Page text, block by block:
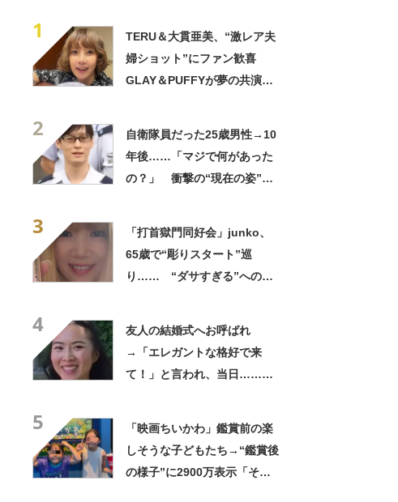
1
TERU＆大貫亜美、“激レア夫
婦ショット”にファン歓喜
GLAY＆PUFFYが夢の共演
2
自衛隊員だった25歳男性→10
年後……「マジで何があった
の？」 衝撃の“現在の姿”が
3
「打首獄門同好会」junko、
65歳で“彫りスタート”巡
り…… “ダサすぎる”への持
4
友人の結婚式へお呼ばれ
→「エレガントな格好で来
て！」と言われ、当日……ま
5
「映画ちいかわ」鑑賞前の楽
しそうな子どもたち→“鑑賞後
の様子”に2900万表示「そう